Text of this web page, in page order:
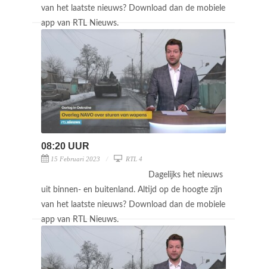
van het laatste nieuws? Download dan de mobiele
app van RTL Nieuws.
08:20 UUR
15 Februari 2023 RTL 4
Dagelijks het nieuws
uit binnen- en buitenland. Altijd op de hoogte zijn
van het laatste nieuws? Download dan de mobiele
app van RTL Nieuws.